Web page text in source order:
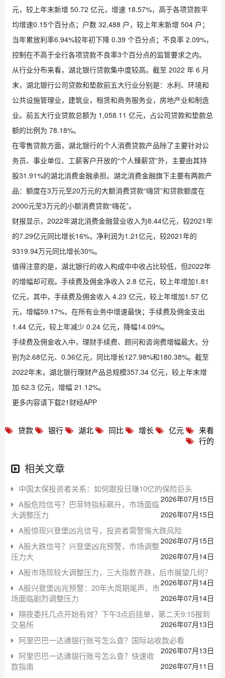
元，较上年末新增 50.72 亿元，增速 18.57%，高于各项贷款平
均增速0.15个百分点；户数 32,488 户，较上年末新增 504 户；
当年累放利率6.94%较年初下降 0.39 个百分点；不良率 2.09%，
控制在不高于全行各项贷款不良率3个百分点的监管要求之内。
从行业分布来看，湖北银行贷款集中度较高。截至 2022 年 6 月
末，湖北银行公司贷款和垫款前五大行业分别是：水利、环境和
公共设施管理业，建筑业，租赁和商务服务业，房地产业和制造
业。前五大行业贷款总额为 1,058.11 亿元，占公司贷款和垫款总
额的比例为 78.18%。
在零售贷款方面，湖北银行的个人消费贷款产品除了主要针对公
务员、事业单位、工薪客户开放的“个人臻薪贷”外，主要由其持
股31.91%的湖北消费金融承担。湖北消费金融旗下主要有两款产
品：额度在3万元至20万元的大额消费贷款“嗨贷”和贷款额度在
2000元至3万元的小额消费贷款“嗨花”。
财报显示，2022年湖北消费金融营业收入为8.44亿元，较2021年
的7.29亿元同比增长16%，净利润为1.21亿元，较2021年的
9319.94万元同比增长30%。
值得注意的是，湖北银行的收入构成中中收占比较低，但2022年
的增幅却可观。手续费及佣金净收入 2.8 亿元，较上年增加1.81
亿元，其中，手续费及佣金收入 4.23 亿元，较上年增加1.57 亿
元，增幅59.17%，在所有业务中增速最快；手续费及佣金支出
1.44 亿元，较上年减少 0.24 亿元，降幅14.09%。
手续费及佣金收入中，理财手续费、顾问和咨询费增幅最大，分
别为2.68亿元、0.36亿元，同比增长127.98%和180.38%。截至
2022年末，湖北银行理财产品总规模357.34 亿元，较上年末增
加 62.3 亿元，增幅 21.12%。
更多内容请下载21财经APP
贷款 银行 湖北 同比 增长 亿元
来看
行的
相关文章
中国太保投资者关系：如何跟投日赚10亿的保险巨头
2026年07月15日
A股危险信号？巴菲特指标飙升，市场面临
大调整压力
2026年07月15日
A股惊现兴登堡凶兆信号，投资者需警惕大跌风险
2026年07月15日
A股大跌信号？兴登堡凶兆预警，市场调整
压力大
2026年07月14日
A股市场现较大调整压力，三大指数齐跌，后市展望几何？
2026年07月14日
A股兴登堡凶兆预警：20年大周期尾声，市
场面临剧烈调整压力
2026年07月14日
隔夜委托几点开始有效？下午3点后挂单，第二天9:15报到
交易所
2026年07月13日
阿里巴巴一达通银行账号怎么查？国际站收款必看
2026年07月13日
阿里巴巴一达通银行账号怎么查？快速收
款指南
2026年07月11日